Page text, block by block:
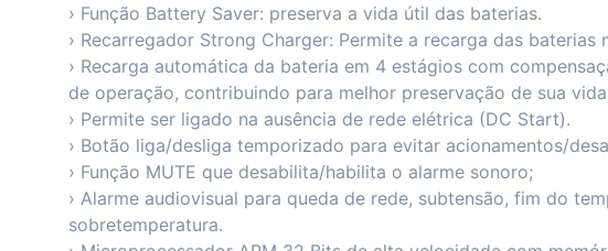
› Função Battery Saver: preserva a vida útil das baterias.
› Recarregador Strong Charger: Permite a recarga das
› Recarga automática da bateria em 4 estágios com
de operação, contribuindo para melhor preservação de sua
› Permite ser ligado na ausência de rede elétrica (DC Start).
› Botão liga/desliga temporizado para evitar acionamentos/
› Função MUTE que desabilita/habilita o alarme sonoro;
› Alarme audiovisual para queda de rede, subtensão, fim do
sobretemperatura.